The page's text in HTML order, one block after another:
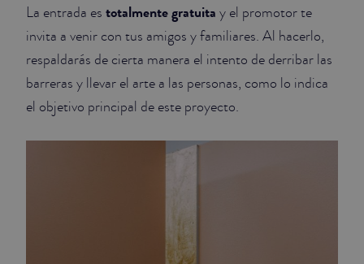
La entrada es totalmente gratuita y el promotor te
invita a venir con tus amigos y familiares. Al hacerlo,
respaldarás de cierta manera el intento de derribar las
barreras y llevar el arte a las personas, como lo indica
el objetivo principal de este proyecto.